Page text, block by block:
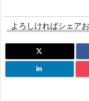
よろしければシェア